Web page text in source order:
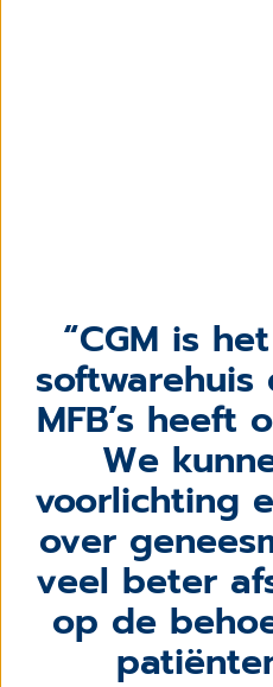
CGM is
softwarehuis
MFB’s heeft
We
voorlichting
over
veel beter
op de